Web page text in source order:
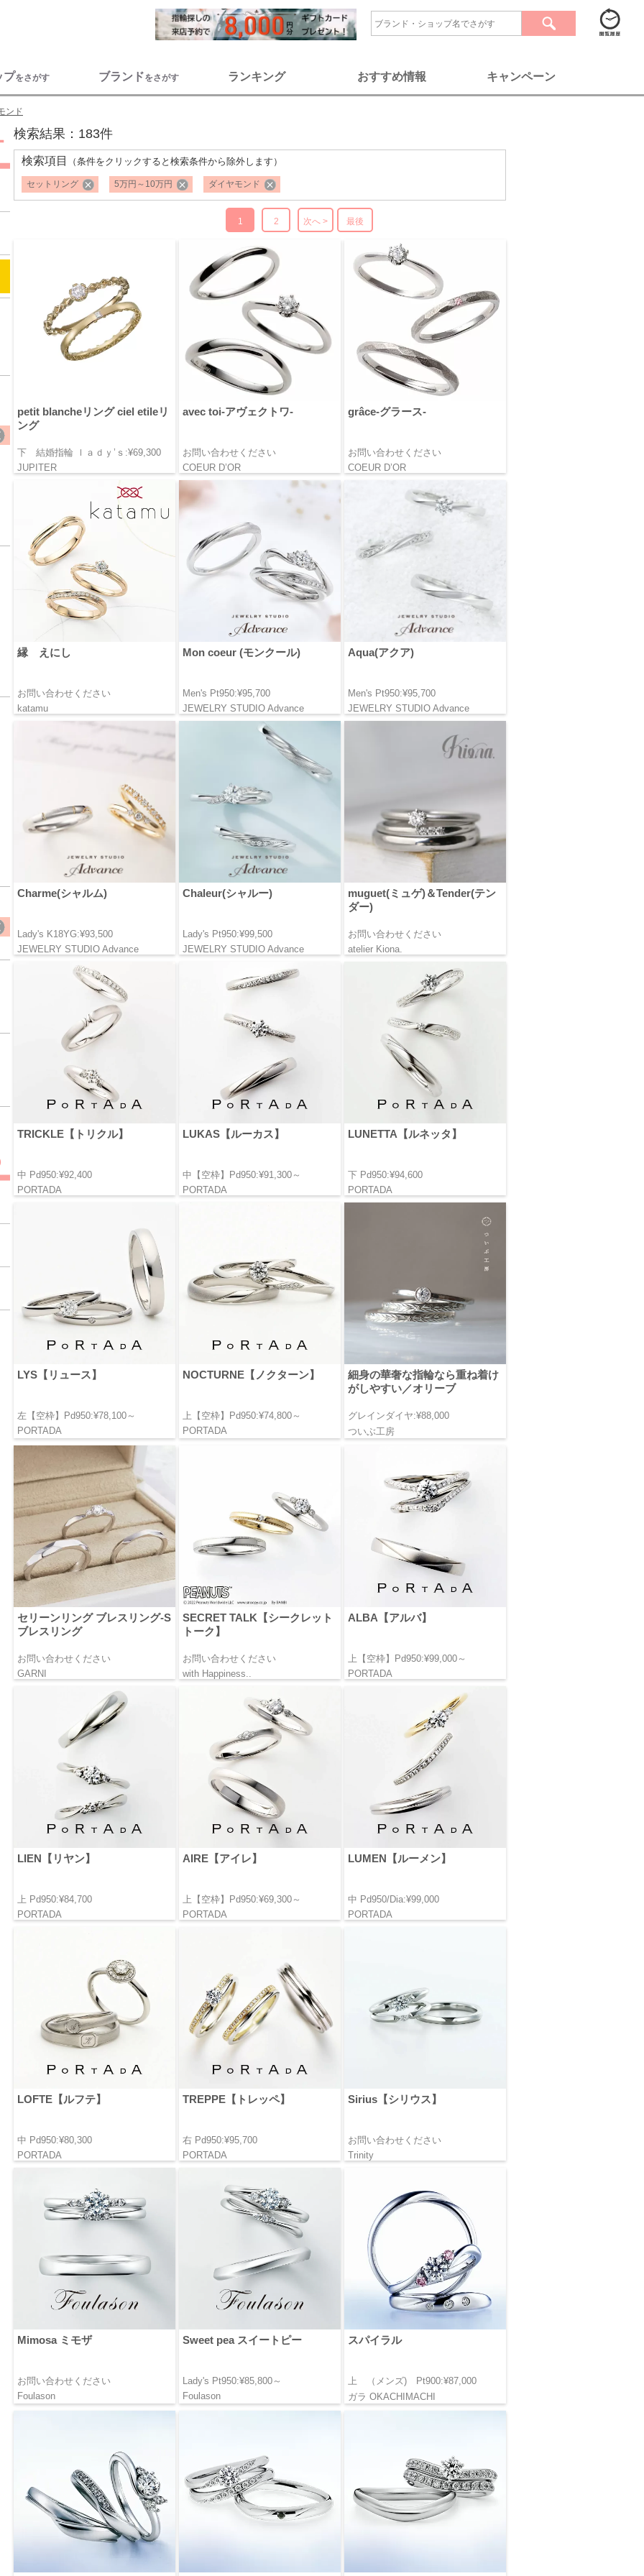
プをさがす ブランドをさがす ランキング おすすめ情報 キャンペーン
ンド
検索結果：183件
検索項目 （条件をクリックすると検索条件から除外します）
セットリング 5万円～10万円 ダイヤモンド
1 2 次へ > 最後
petit blancheリング ciel etileリ
ング
下 結婚指輪 ｌａｄｙ’ｓ:¥69,300
JUPITER
avec toi-アヴェクトワ-
お問い合わせください
COEUR D’OR
grâce-グラース-
お問い合わせください
COEUR D’OR
縁 えにし
お問い合わせください
katamu
Mon coeur (モンクール)
Men's Pt950:¥95,700
JEWELRY STUDIO Advance
Aqua(アクア)
Men's Pt950:¥95,700
JEWELRY STUDIO Advance
Charme(シャルム)
Lady's K18YG:¥93,500
JEWELRY STUDIO Advance
Chaleur(シャルー)
Lady's Pt950:¥99,500
JEWELRY STUDIO Advance
muguet(ミュゲ)＆Tender(テン
ダー)
お問い合わせください
atelier Kiona.
TRICKLE【トリクル】
中 Pd950:¥92,400
PORTADA
LUKAS【ルーカス】
中【空枠】Pd950:¥91,300～
PORTADA
LUNETTA【ルネッタ】
下 Pd950:¥94,600
PORTADA
LYS【リュース】
左【空枠】Pd950:¥78,100～
PORTADA
NOCTURNE【ノクターン】
上【空枠】Pd950:¥74,800～
PORTADA
細身の華奢な指輪なら重ね着け
がしやすい／オリーブ
グレインダイヤ:¥88,000
ついぶ工房
セリーンリング ブレスリング-S
ブレスリング
お問い合わせください
GARNI
SECRET TALK【シークレット
トーク】
お問い合わせください
with Happiness..
ALBA【アルバ】
上【空枠】Pd950:¥99,000～
PORTADA
LIEN【リヤン】
上 Pd950:¥84,700
PORTADA
AIRE【アイレ】
上【空枠】Pd950:¥69,300～
PORTADA
LUMEN【ルーメン】
中 Pd950/Dia:¥99,000
PORTADA
LOFTE【ルフテ】
中 Pd950:¥80,300
PORTADA
TREPPE【トレッペ】
右 Pd950:¥95,700
PORTADA
Sirius【シリウス】
お問い合わせください
Trinity
Mimosa ミモザ
お問い合わせください
Foulason
Sweet pea スイートピー
Lady's Pt950:¥85,800～
Foulason
スパイラル
上 （メンズ) Pt900:¥87,000
ガラ OKACHIMACHI